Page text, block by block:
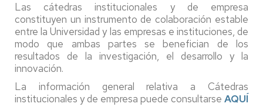
Las cátedras institucionales y de empresa
constituyen un instrumento de colaboración estable
entre la Universidad y las empresas e instituciones, de
modo que ambas partes se benefician de los
resultados de la investigación, el desarrollo y la
innovación.
La información general relativa a Cátedras
institucionales y de empresa puede consultarse AQUÍ